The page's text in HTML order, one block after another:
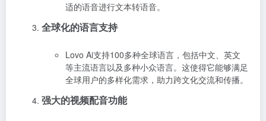
适的语音进行文本转语音。
全球化的语言支持
Lovo Ai支持100多种全球语言，包括中文、英文
等主流语言以及多种小众语言。这使得它能够满足
全球用户的多样化需求，助力跨文化交流和传播。
强大的视频配音功能